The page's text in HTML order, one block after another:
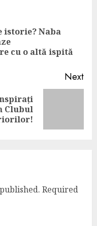
istorie? Naba
cu o altă ispită
Next
Clubul
Required